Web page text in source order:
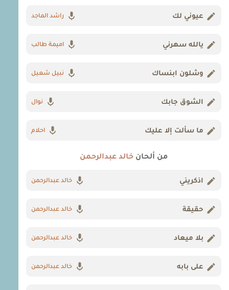
عيوني لك راشد الماجد
يالله سهرني اميمة طالب
وشلون ابنساك نبيل شعيل
الشوق جابك نوال
ما سألت إلا عليك احلام
من ألحانخالد عبدالرحمن
اذكريني خالد عبدالرحمن
حقيقة خالد عبدالرحمن
بلا ميعاد خالد عبدالرحمن
على بابه خالد عبدالرحمن